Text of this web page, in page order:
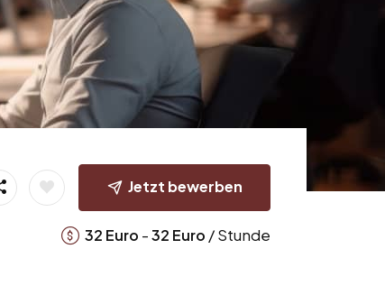
Jetzt bewerben
32 Euro -32 Euro / Stunde